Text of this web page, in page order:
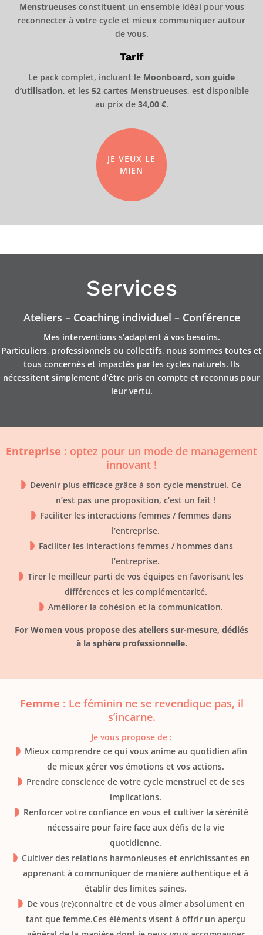
Menstrueusesconstituent un ensemble idéal pour vous
reconnecter à votre cycle et mieux communiquer autour
de vous.
Tarif
Le pack complet, incluant le Moonboard, son guide
d’utilisation, et les 52 cartes Menstrueuses, est disponible
au prix de 34,00 €.
JE VEUX LE
MIEN
Services
Ateliers – Coaching individuel – Conférence
Mes interventions s’adaptent à vos besoins.
Particuliers, professionnels ou collectifs, nous sommes toutes et
tous concernés et impactés par les cycles naturels. Ils
nécessitent simplement d’être pris en compte et reconnus pour
leur vertu.
Entreprise : optez pour un mode de management
innovant !
Devenir plus efficace grâce à son cycle menstruel. Ce
n’est pas une proposition, c’est un fait !
Faciliter les interactions femmes / femmes dans
l’entreprise.
Faciliter les interactions femmes / hommes dans
l’entreprise.
Tirer le meilleur parti de vos équipes en favorisant les
différences et les complémentarité.
Améliorer la cohésion et la communication.
For Women vous propose des ateliers sur-mesure, dédiés
à la sphère professionnelle.
Femme : Le féminin ne se revendique pas, il
s’incarne.
Je vous propose de :
Mieux comprendre ce qui vous anime au quotidien afin
de mieux gérer vos émotions et vos actions.
Prendre conscience de votre cycle menstruel et de ses
implications.
Renforcer votre confiance en vous et cultiver la sérénité
nécessaire pour faire face aux défis de la vie
quotidienne.
Cultiver des relations harmonieuses et enrichissantes en
apprenant à communiquer de manière authentique et à
établir des limites saines.
De vous (re)connaitre et de vous aimer absolument en
tant que femme.Ces éléments visent à offrir un aperçu